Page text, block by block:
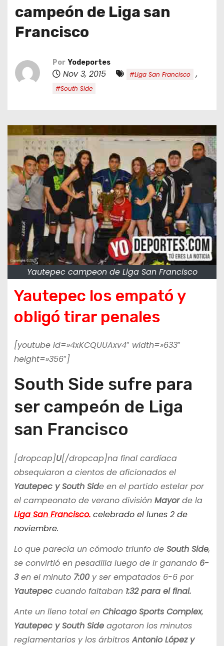
campeón de Liga san
Francisco
Por Yodeportes
Nov 3, 2015 #Liga San Francisco ,
#South Side
Yautepec campeon de Liga San Francisco
Yautepec los empató y
obligó tirar penales
[youtube id=»4xKCQUUAxv4″ width=»633″
height=»356″]
South Side sufre para
ser campeón de Liga
san Francisco
[dropcap]U[/dropcap]na final cardíaca
obsequiaron a cientos de aficionados el
Yautepec y South Side en el partido estelar por
el campeonato de verano división Mayorde la
Liga San Francisco. celebrado el lunes 2 de
noviembre.
Lo que parecía un cómodo triunfo de South Side,
se convirtió en pesadilla luego de ir ganando 6-
3en el minuto 7:00y ser empatados 6-6 por
Yautepeccuando faltaban 1:32 para el final.
Ante un lleno total en Chicago Sports Complex,
Yautepec y South Sideagotaron los minutos
reglamentarios y los árbitrosAntonio López y